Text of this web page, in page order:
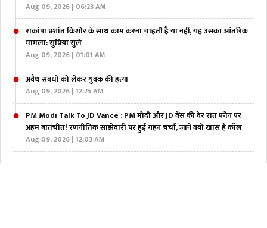
Aug 09, 2026 | 06:23 AM
राकांपा प्रशांत किशोर के साथ काम करना चाहती है या नहीं, यह उसका आंतरिक
मामला: सुप्रिया सुले
Aug 09, 2026 | 01:01 AM
अवैध संबंधों को लेकर युवक की हत्या
Aug 09, 2026 | 12:25 AM
PM Modi Talk To JD Vance : PM मोदी और JD वेंस की देर रात फोन पर
अहम बातचीत! रणनीतिक साझेदारी पर हुई गहन चर्चा, जानें क्यों खास है कॉल
Aug 09, 2026 | 12:03 AM